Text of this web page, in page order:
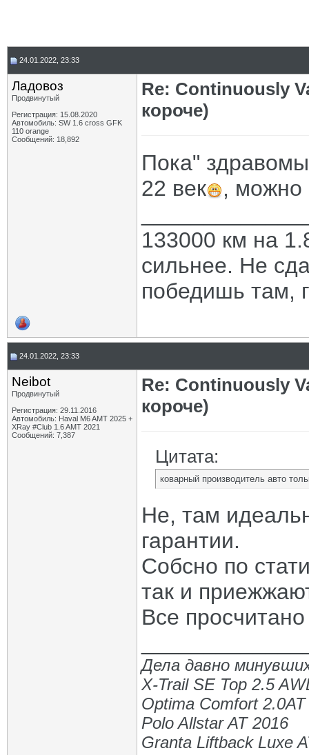
24.01.2022, 23:33
Ладовоз
Продвинутый
Регистрация: 15.08.2020
Автомобиль: SW 1.6 cross GFK
110 orange
Сообщений: 18,892
Re: Continuously
короче)
Пока"
22 век
, можно
133000 км на
сильнее. Не
победишь там,
24.01.2022, 23:33
Neibot
Продвинутый
Регистрация: 29.11.2016
Автомобиль: Haval M6 AMT 2025 +
XRay #Club 1.6 AMT 2021
Сообщений: 7,387
Re: Continuously
короче)
Цитата:
коварный производитель авто
Не, там
гарантии.
Собсно по
так и
Все
Дела давно
X-Trail SE Top 2.5
Optima Comfort
Polo Allstar AT 2016
Granta Liftback Luxe